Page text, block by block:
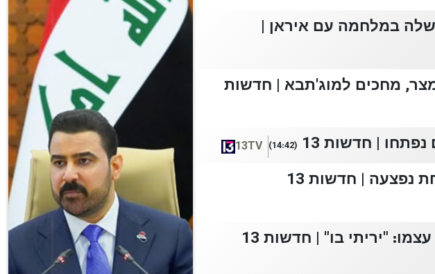
במלחמה עם איראן |
מחכים למוג'תבא | חדשות
| חדשות 13 (14:42)
13TV
נפצעה | חדשות 13
"יריתי בו" | חדשות 13